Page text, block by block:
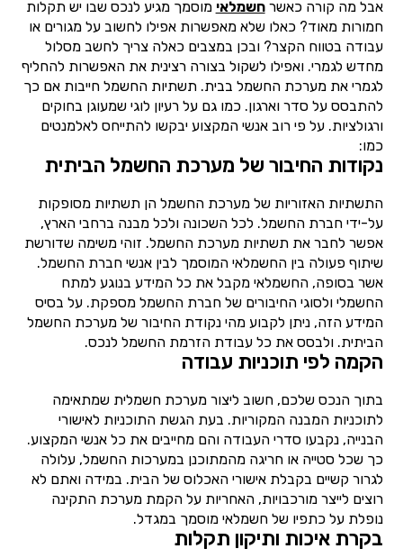
אבל מה קורה כאשרחשמלאי מוסמך מגיע לנכס שבו יש תקלות
חמורות מאוד? כאלו שלא מאפשרות אפילו לחשוב על מגורים או
עבודה בטווח הקצר? ובכן במצבים כאלה צריך לחשב מסלול
מחדש לגמרי. ואפילו לשקול בצורה רצינית את האפשרות להחליף
לגמרי את מערכת החשמל בבית. תשתיות החשמל חייבות אם כך
להתבסס על סדר וארגון. כמו גם על רעיון לוגי שמעוגן בחוקים
ורגולציות. על פי רוב אנשי המקצוע יבקשו להתייחס לאלמנטים
כמו:
נקודות החיבור של מערכת החשמל הביתית
התשתיות האזוריות של מערכת החשמל הן תשתיות מסופקות
על-ידי חברת החשמל. לכל השכונה ולכל מבנה ברחבי הארץ,
אפשר לחבר את תשתיות מערכת החשמל. זוהי משימה שדורשת
שיתוף פעולה בין החשמלאי המוסמך לבין אנשי חברת החשמל.
אשר בסופה, החשמלאי מקבל את כל המידע בנוגע למתח
החשמלי ולסוגי החיבורים של חברת החשמל מספקת. על בסיס
המידע הזה, ניתן לקבוע מהי נקודת החיבור של מערכת החשמל
הביתית. ולבסס את כל עבודת הזרמת החשמל לנכס.
הקמה לפי תוכניות עבודה
בתוך הנכס שלכם, חשוב ליצור מערכת חשמלית שמתאימה
לתוכניות המבנה המקוריות. בעת הגשת התוכניות לאישורי
הבנייה, נקבעו סדרי העבודה והם מחייבים את כל אנשי המקצוע.
כך שכל סטייה או חריגה מהמתוכנן במערכות החשמל, עלולה
לגרור קשיים בקבלת אישורי האכלוס של הבית. במידה ואתם לא
רוצים לייצר מורכבויות, האחריות על הקמת מערכת התקינה
נופלת על כתפיו של חשמלאי מוסמך במגדל.
בקרת איכות ותיקון תקלות